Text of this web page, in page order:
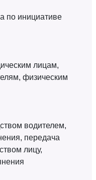
по инициативе
лицам,
физическим
водителем,
передача
лицу,